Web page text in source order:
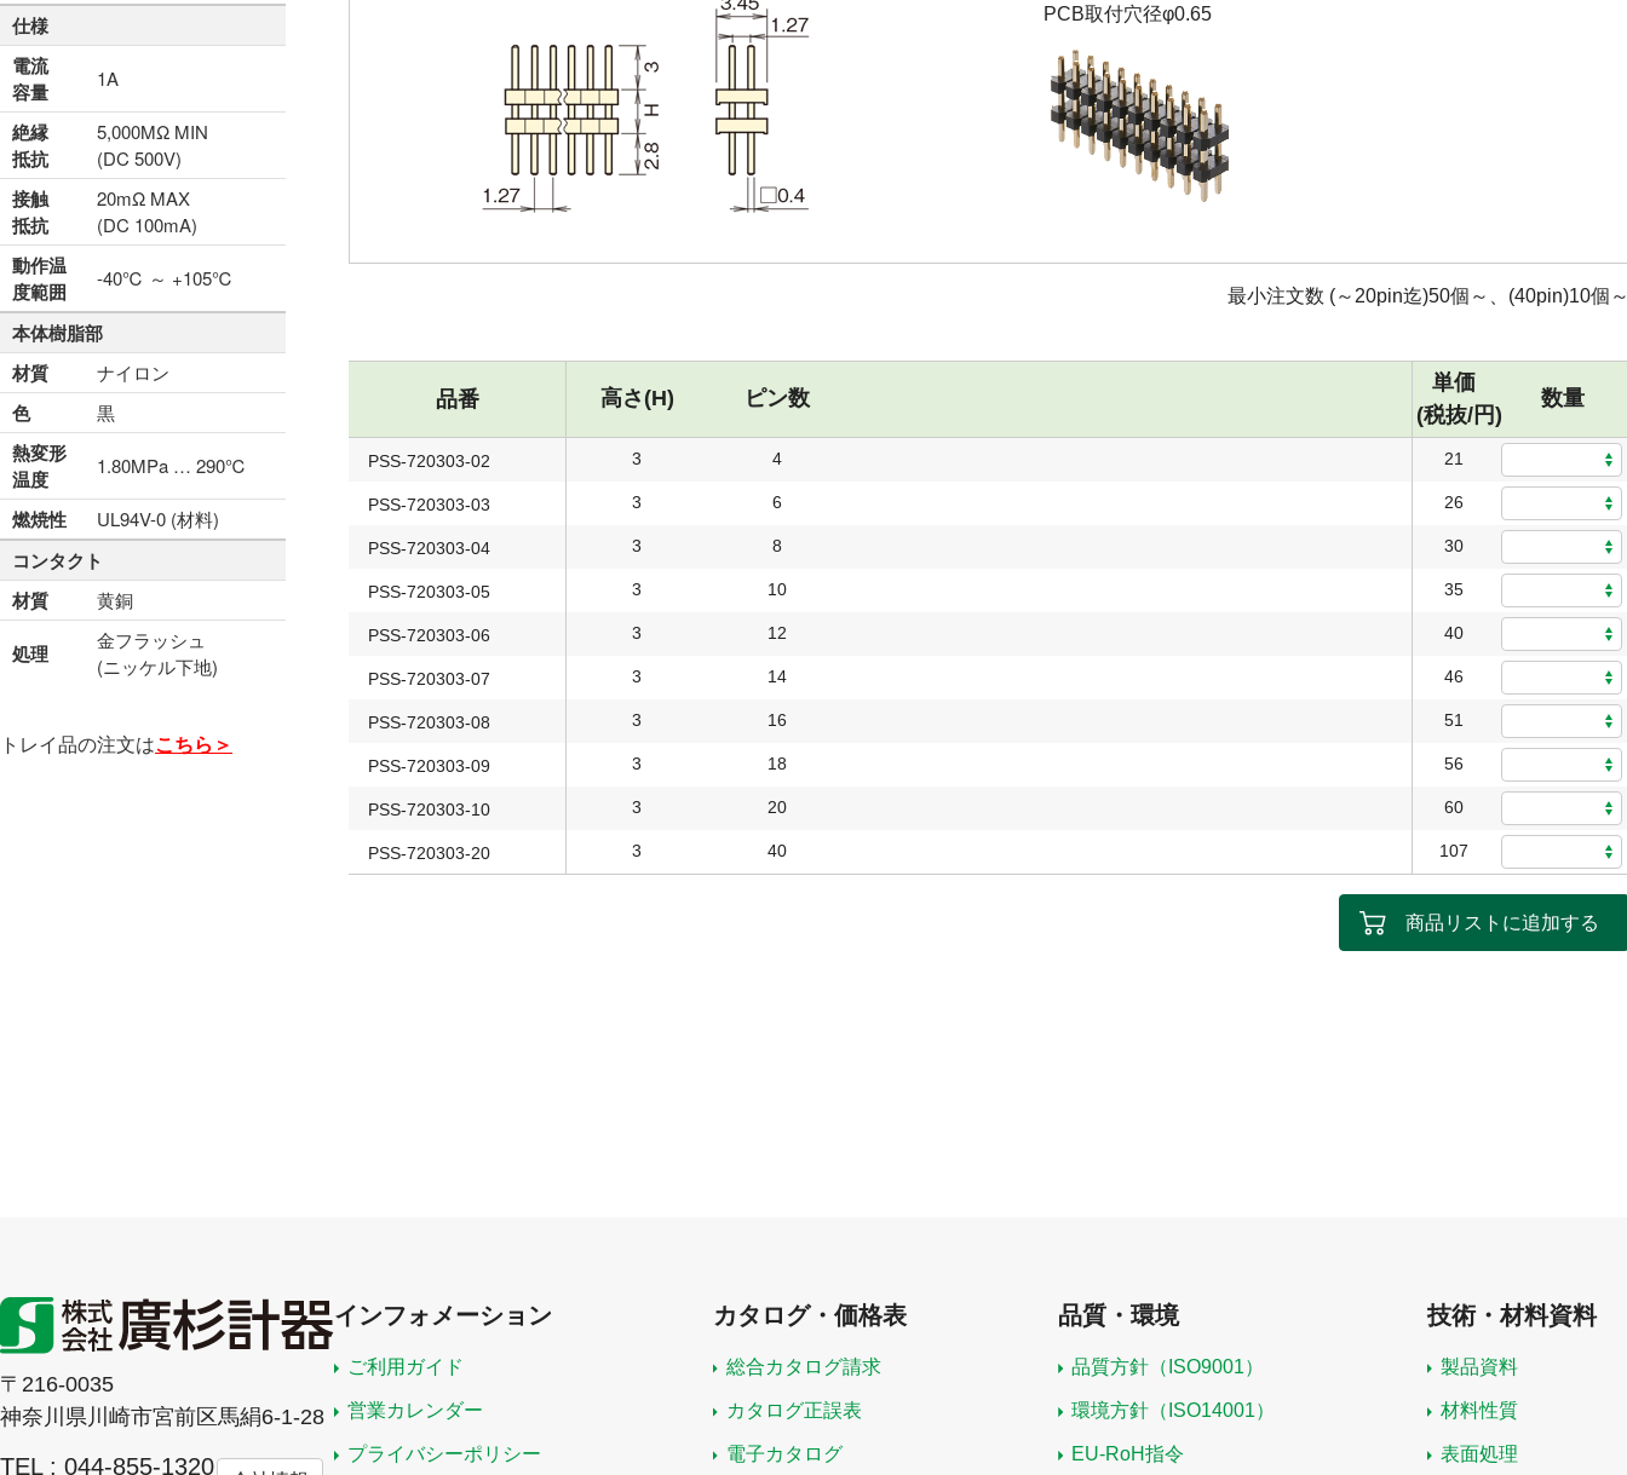
仕様
電流
容量
1A
絶縁
抵抗
5,000MΩ MIN
(DC 500V)
接触
抵抗
20mΩ MAX
(DC 100mA)
動作温
度範囲
-40℃ ～ +105℃
本体樹脂部
材質
ナイロン
色 黒
熱変形
温度
1.80MPa … 290℃
燃焼性 UL94V-0 (材料)
コンタクト
材質
黄銅
処理
金フラッシュ
(ニッケル下地)
トレイ品の注文はこちら＞
PCB取付穴径φ0.65
最小注文数 (～20pin迄)50個～、(40pin)10個
品番 高さ(H) ピン数
単価
(税抜/円)
数量
PSS-720303-02 3 4 21
PSS-720303-03 3 6 26
PSS-720303-04 3 8 30
PSS-720303-05 3 10 35
PSS-720303-06 3 12 40
PSS-720303-07 3 14 46
PSS-720303-08 3 16 51
PSS-720303-09 3 18 56
PSS-720303-10 3 20 60
PSS-720303-20 3 40 107
商品リストに追加する
〒216-0035
神奈川県川崎市宮前区馬絹6-1-28
TEL : 044-855-1320
インフォメーション
ご利用ガイド
営業カレンダー
プライバシーポリシー
カタログ・価格表
総合カタログ請求
カタログ正誤表
電子カタログ
品質・環境
品質方針（ISO9001）
環境方針（ISO14001）
EU-RoH指令
技術・材料資料
製品資料
材料性質
表面処理